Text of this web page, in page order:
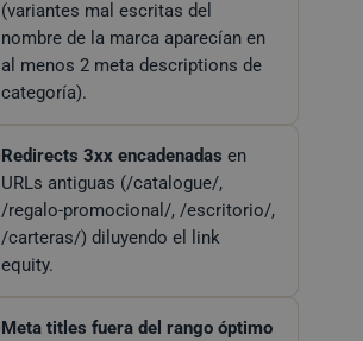
(variantes mal escritas del
nombre de la marca aparecían en
al menos 2 meta descriptions de
categoría).
Redirects 3xx encadenadas en
URLs antiguas (/catalogue/,
/regalo-promocional/, /escritorio/,
/carteras/) diluyendo el link
equity.
Meta titles fuera del rango óptimo